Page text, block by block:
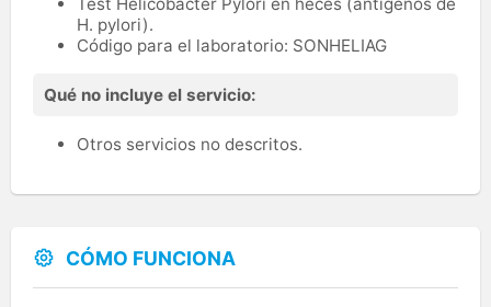
H. pylori).
Código para el laboratorio: SONHELIAG
Qué no incluye el servicio:
Otros servicios no descritos.
CÓMO FUNCIONA